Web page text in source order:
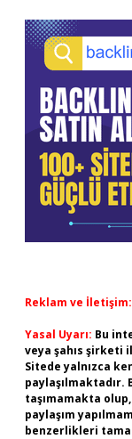
Reklam ve İletişim:
Yasal Uyarı: Bu
veya şahıs şirketi
Sitede yalnızca
taşımamakta
paylaşım
benzerlikleri